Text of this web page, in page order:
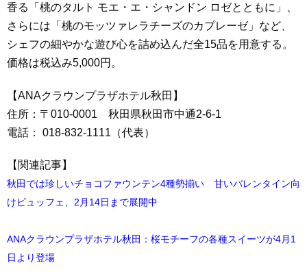
香る「桃のタルト モエ・エ・シャンドン ロゼとともに」、
さらには「桃のモッツァレラチーズのカプレーゼ」など、
シェフの細やかな遊び心を詰め込んだ全15品を用意する。
価格は税込み5,000円。
【ANAクラウンプラザホテル秋田】
住所：〒010-0001 秋田県秋田市中通2-6-1
電話： 018-832-1111（代表）
【関連記事】
秋田では珍しいチョコファウンテン4種勢揃い 甘いバレンタイン向
けビュッフェ、2月14日まで展開中
ANAクラウンプラザホテル秋田：桜モチーフの各種スイーツが4月1
日より登場